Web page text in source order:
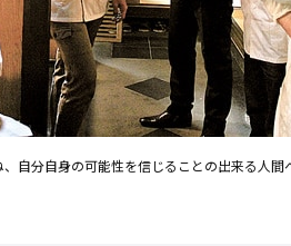
自分自身の可能性を信じることの出来る人